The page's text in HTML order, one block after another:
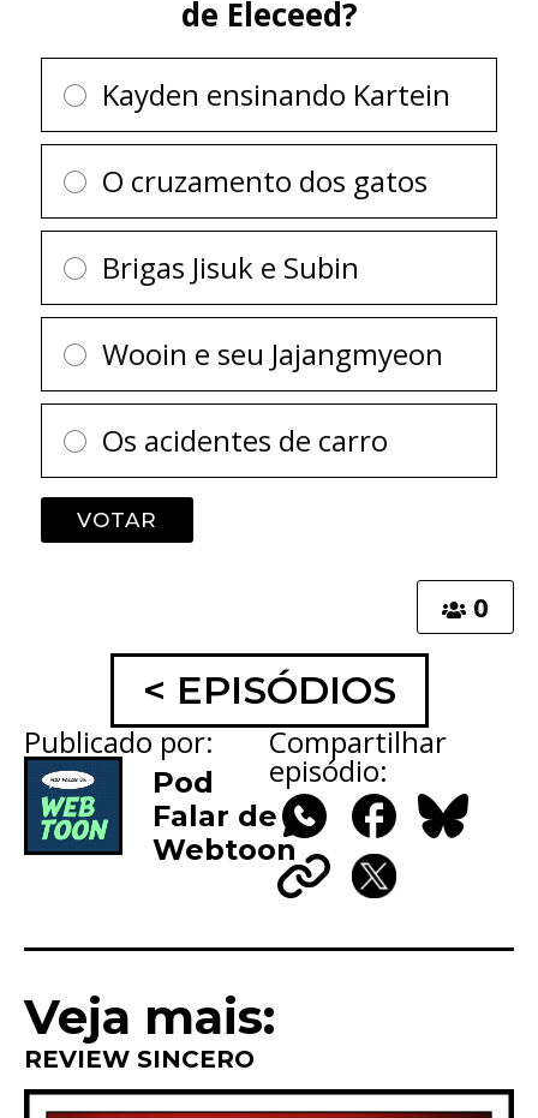
0
de Eleceed?
Kayden ensinando Kartein
O cruzamento dos gatos
Brigas Jisuk e Subin
Wooin e seu Jajangmyeon
Os acidentes de carro
< EPISÓDIOS
Publicado por:
Pod
Falar de
Webtoon
Compartilhar
episódio:
WhatsAppFacebook
Veja mais:
REVIEW SINCERO